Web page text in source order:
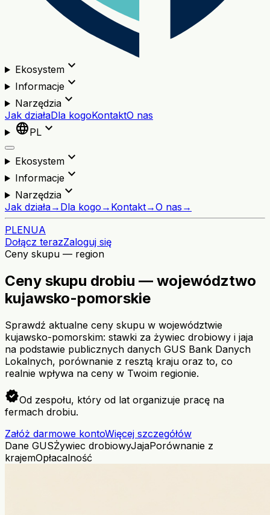
Ekosystemexpand_more
Informacjeexpand_more
Narzędziaexpand_more
Jak działaDla kogoKontaktO nas
languagePL expand_more
Ekosystemexpand_more
Informacjeexpand_more
Narzędziaexpand_more
Jak działa→ Dla kogo → Kontakt→O nas →
PLENUA
Dołącz terazZaloguj się
Ceny skupu — region
Ceny skupu drobiu — województwo
kujawsko-pomorskie
Sprawdź aktualne ceny skupu w województwie
kujawsko-pomorskim: stawki za żywiec drobiowy i jaja
na podstawie publicznych danych GUS Bank Danych
Lokalnych, porównanie z resztą kraju oraz to, co
realnie wpływa na ceny w Twoim regionie.
verifiedOd zespołu, który od lat organizuje pracę na
fermach drobiu.
Załóż darmowe kontoWięcej szczegółów
Dane GUSŻywiec drobiowyJajaPorównanie z
krajemOpłacalność